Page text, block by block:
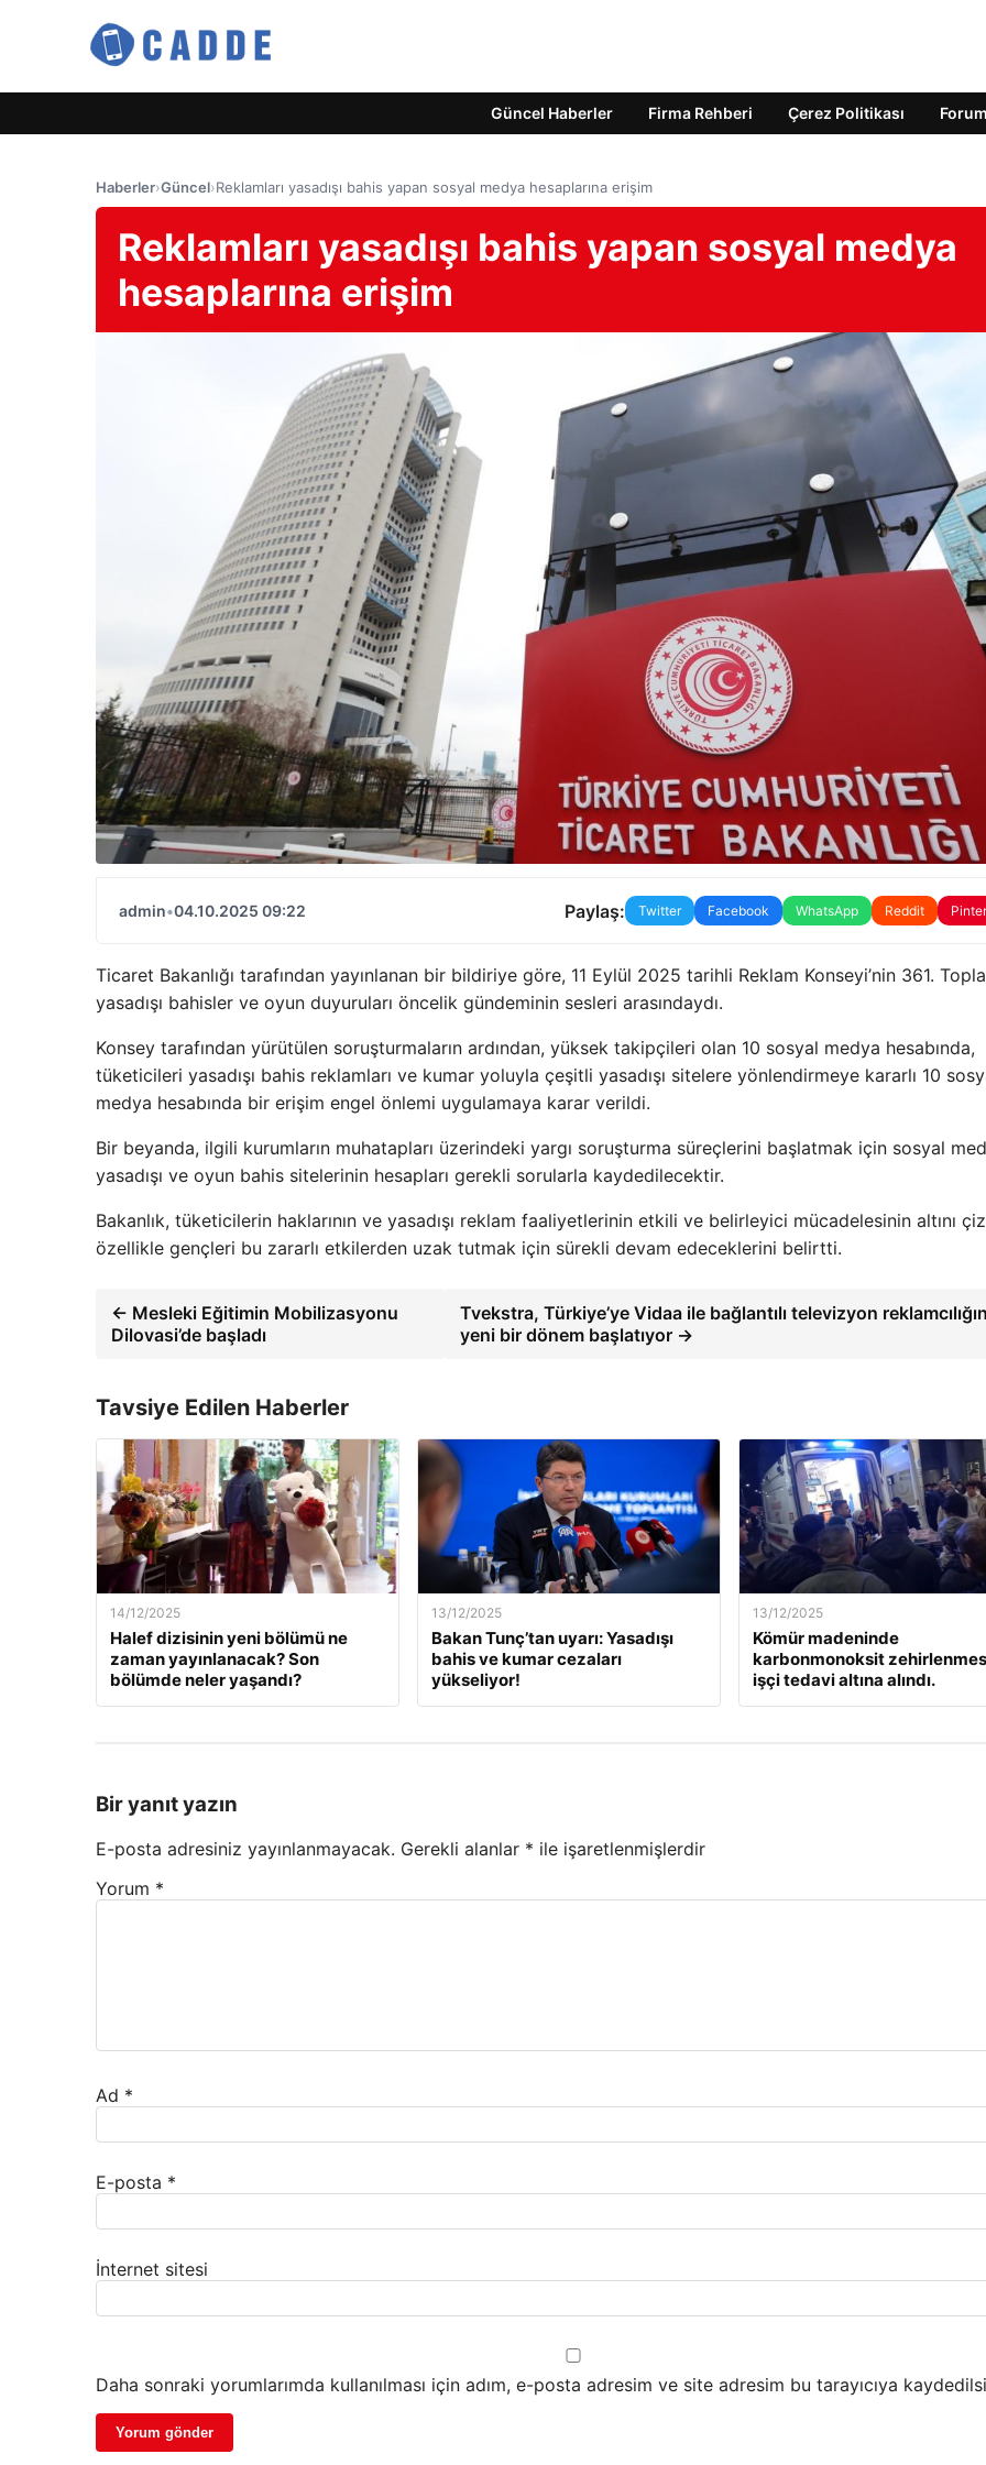
Güncel Haberler Firma Rehberi Çerez Politikası Forum
Haberler›Güncel›Reklamları yasadışı bahis yapan sosyal medya hesaplarına erişim
Reklamları yasadışı bahis yapan sosyal medya
hesaplarına erişim
admin•04.10.2025 09:22 Paylaş: Twitter Facebook WhatsApp Reddit
Ticaret Bakanlığı tarafından yayınlanan bir bildiriye göre, 11 Eylül 2025 tarihli Reklam Konseyi’nin 361.
yasadışı bahisler ve oyun duyuruları öncelik gündeminin sesleri arasındaydı.
Konsey tarafından yürütülen soruşturmaların ardından, yüksek takipçileri olan 10 sosyal medya hesabında,
tüketicileri yasadışı bahis reklamları ve kumar yoluyla çeşitli yasadışı sitelere yönlendirmeye kararlı 10
medya hesabında bir erişim engel önlemi uygulamaya karar verildi.
Bir beyanda, ilgili kurumların muhatapları üzerindeki yargı soruşturma süreçlerini başlatmak için sosyal
yasadışı ve oyun bahis sitelerinin hesapları gerekli sorularla kaydedilecektir.
Bakanlık, tüketicilerin haklarının ve yasadışı reklam faaliyetlerinin etkili ve belirleyici mücadelesinin altını
özellikle gençleri bu zararlı etkilerden uzak tutmak için sürekli devam edeceklerini belirtti.
← Mesleki Eğitimin Mobilizasyonu
Dilovasi’de başladı
Tvekstra, Türkiye’ye Vidaa ile bağlantılı televizyon
yeni bir dönem başlatıyor →
Tavsiye Edilen Haberler
14/12/2025
Halef dizisinin yeni bölümü ne
zaman yayınlanacak? Son
bölümde neler yaşandı?
13/12/2025
Bakan Tunç’tan uyarı: Yasadışı
bahis ve kumar cezaları
yükseliyor!
13/12/2025
Kömür madeninde
karbonmonoksit
işçi tedavi altına alındı.
Bir yanıt yazın
E-posta adresiniz yayınlanmayacak. Gerekli alanlar * ile işaretlenmişlerdir
Yorum *
Ad *
E-posta *
İnternet sitesi
Daha sonraki yorumlarımda kullanılması için adım, e-posta adresim ve site adresim bu tarayıcıya